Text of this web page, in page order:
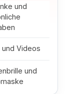
Trails, die
und
und Videos
und